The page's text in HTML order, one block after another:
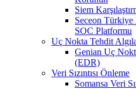
Siem
Seceon
SOC Platformu
Uç Nokta Tehdit
Genian Uç
(EDR)
Veri Sızıntısı Önleme
Somansa Veri